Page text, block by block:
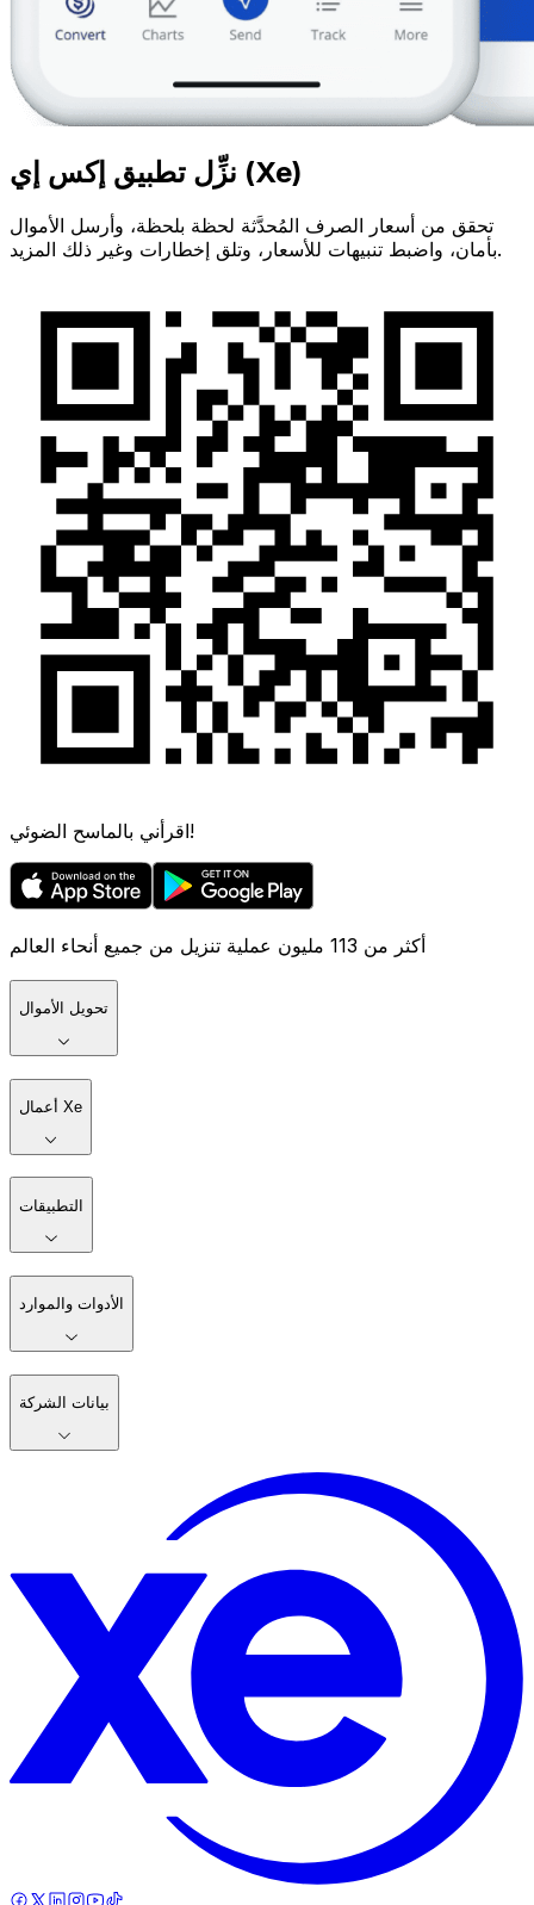
نزِّل تطبيق إكس إي (Xe)
تحقق من أسعار الصرف المُحدَّثة لحظة بلحظة، وأرسل الأموال
بأمان، واضبط تنبيهات للأسعار، وتلق إخطارات وغير ذلك المزيد.
اقرأني بالماسح الضوئي!
أكثر من 113 مليون عملية تنزيل من جميع أنحاء العالم
تحويل الأموال
أعمال Xe
التطبيقات
الأدوات والموارد
بيانات الشركة